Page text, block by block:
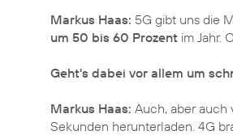
Markus Haas: 5G gibt uns die
um 50 bis 60 Prozent im Jahr.
Geht's dabei vor allem um
Markus Haas: Auch, aber auch
Sekunden herunterladen. 4G